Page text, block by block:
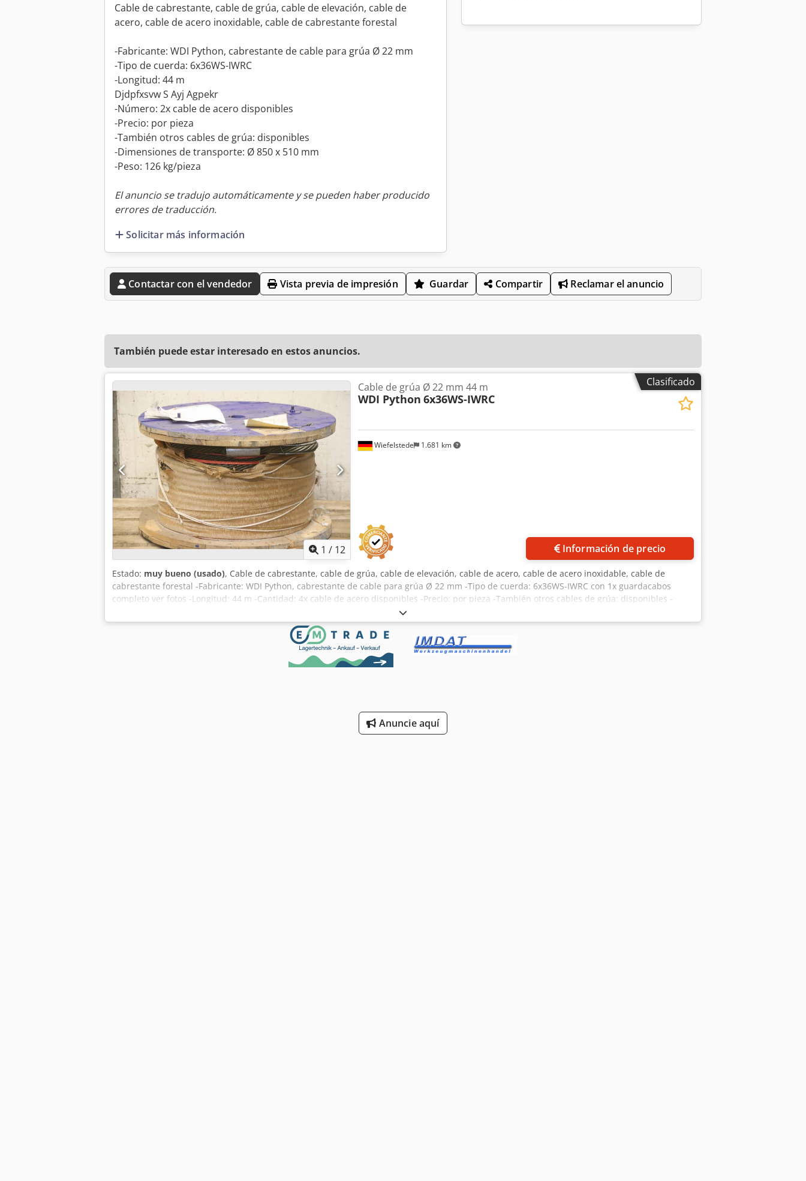
Cable de cabrestante, cable de grúa, cable de elevación, cable de
acero, cable de acero inoxidable, cable de cabrestante forestal
-Fabricante: WDI Python, cabrestante de cable para grúa Ø 22 mm
-Tipo de cuerda: 6x36WS-IWRC
-Longitud: 44 m
Djdpfxsvw S Ayj Agpekr
-Número: 2x cable de acero disponibles
-Precio: por pieza
-También otros cables de grúa: disponibles
-Dimensiones de transporte: Ø 850 x 510 mm
-Peso: 126 kg/pieza
El anuncio se tradujo automáticamente y se pueden haber producido
errores de traducción.
Solicitar más información
Contactar con el vendedor Vista previa de impresión Guardar Compartir Reclamar el anuncio
También puede estar interesado en estos anuncios.
Clasificado
1 / 12
Wiefelstede 1.681 km
Cable de grúa Ø 22 mm 44 m
WDI Python 6x36WS-IWRC
Información de precio
Estado: muy bueno (usado), Cable de cabrestante, cable de grúa, cable de elevación, cable de acero, cable de acero inoxidable, cable de
cabrestante forestal -Fabricante: WDI Python, cabrestante de cable para grúa Ø 22 mm -Tipo de cuerda: 6x36WS-IWRC con 1x guardacabos
completo ver fotos -Longitud: 44 m -Cantidad: 4x cable de acero disponibles -Precio: por pieza -También otros cables de grúa: disponibles -
Dimensiones de transporte: Ø 750 x 450 mm / Ø 745 x 465 mm -Peso: 114 kg /ud. / 108 kg/ud. Dkjdpfovw Svyjx Agpjr
Anuncie aquí